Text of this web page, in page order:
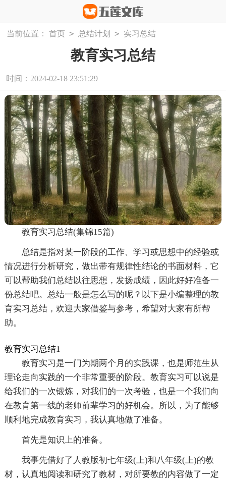
当前位置： 首页 > 总结计划 > 实习总结
教育实习总结
时间：2024-02-18 23:51:29
教育实习总结(集锦15篇)
总结是指对某一阶段的工作、学习或思想中的经验或
情况进行分析研究，做出带有规律性结论的书面材料，它
可以帮助我们总结以往思想，发扬成绩，因此好好准备一
份总结吧。总结一般是怎么写的呢？以下是小编整理的教
育实习总结，欢迎大家借鉴与参考，希望对大家有所帮
助。
教育实习总结1
教育实习是一门为期两个月的实践课，也是师范生从
理论走向实践的一个非常重要的阶段。教育实习可以说是
给我们的一次锻炼，对我们的一次考验，也是一个我们向
在教育第一线的老师前辈学习的好机会。所以，为了能够
顺利地完成教育实习，我认真地做了准备。
首先是知识上的准备。
我事先借好了人教版初七年级(上)和八年级(上)的教
材，认真地阅读和研究了教材，对所要教的内容做了一定